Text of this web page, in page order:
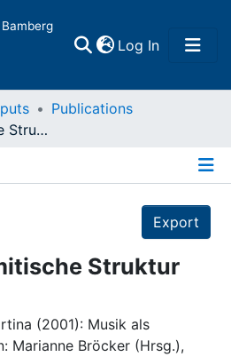
Log In(current)
Publications
Musik als Limitische Struktur
Export
Struktur
(2001): Musik als
Marianne Bröcker (Hrsg.),